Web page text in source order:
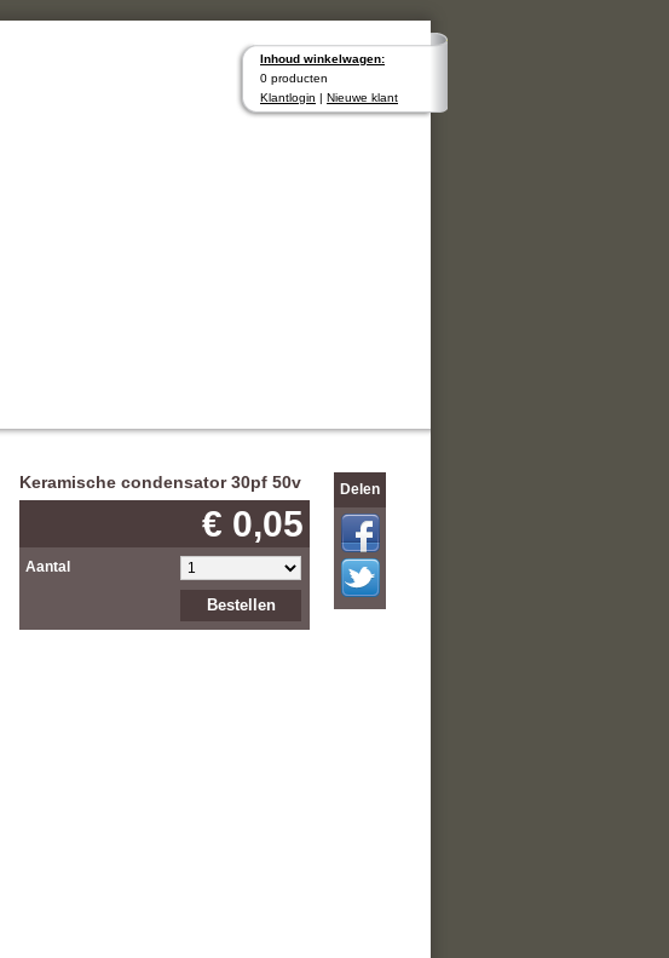
Inhoud winkelwagen:
0 producten
Klantlogin | Nieuwe klant
Keramische condensator 30pf 50v
€ 0,05
Aantal
Bestellen
Delen